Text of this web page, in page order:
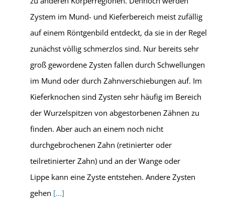
Zystem im Mund- und Kieferbereich meist zufällig
auf einem Röntgenbild entdeckt, da sie in der Regel
zunächst völlig schmerzlos sind. Nur bereits sehr
groß gewordene Zysten fallen durch Schwellungen
im Mund oder durch Zahnverschiebungen auf. Im
Kieferknochen sind Zysten sehr häufig im Bereich
der Wurzelspitzen von abgestorbenen Zähnen zu
finden. Aber auch an einem noch nicht
durchgebrochenen Zahn (retinierter oder
teilretinierter Zahn) und an der Wange oder
Lippe kann eine Zyste entstehen. Andere Zysten
gehen [...]